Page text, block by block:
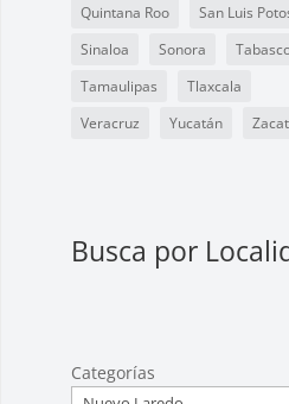
Quintana Roo
San Luis
Sinaloa
Sonora
Tamaulipas
Tlaxcala
Veracruz
Yucatán
Busca por
Categorías